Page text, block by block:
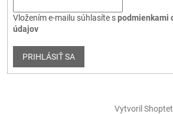
Vložením e-mailu súhlasíte spodmienkami
údajov
PRIHLÁSIŤ SA
Vytvoril Shoptet